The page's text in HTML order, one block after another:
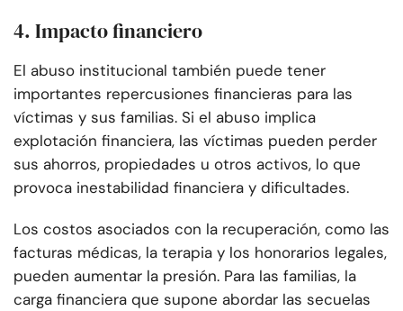
4. Impacto financiero
El abuso institucional también puede tener
importantes repercusiones financieras para las
víctimas y sus familias. Si el abuso implica
explotación financiera, las víctimas pueden perder
sus ahorros, propiedades u otros activos, lo que
provoca inestabilidad financiera y dificultades.
Los costos asociados con la recuperación, como las
facturas médicas, la terapia y los honorarios legales,
pueden aumentar la presión. Para las familias, la
carga financiera que supone abordar las secuelas